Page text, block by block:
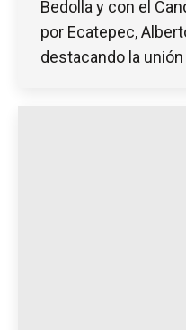
Bedolla y con el
por Ecatepec,
destacando la